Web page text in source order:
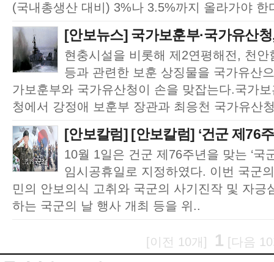
(국내총생산 대비) 3%나 3.5%까지 올라가야 한
[안보뉴스] 국가보훈부·국가유산
현충시설을 비롯해 제2연평해전, 천안
등과 관련한 보훈 상징물을 국가유산
가보훈부와 국가유산청이 손을 맞잡는다.국가
청에서 강정애 보훈부 장관과 최응천 국가유산
[안보칼럼] [안보칼럼] ‘건군 제76
10월 1일은 건군 제76주년을 맞는 ‘국
임시공휴일로 지정하였다. 이번 국군
민의 안보의식 고취와 국군의 사기진작 및 자긍
하는 국군의 날 행사 개최 등을 위..
[이전 10개] 1 [다음